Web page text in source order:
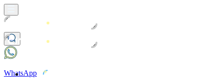
WhatsApp